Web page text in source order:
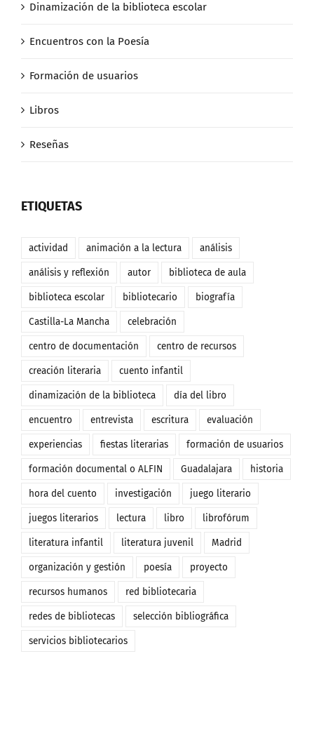
Dinamización de la biblioteca escolar
Encuentros con la Poesía
Formación de usuarios
Libros
Reseñas
ETIQUETAS
actividad animación a la lectura análisis
análisis y reflexión autor biblioteca de aula
biblioteca escolar bibliotecario biografía
Castilla-La Mancha celebración
centro de documentación centro de recursos
creación literaria cuento infantil
dinamización de la biblioteca día del libro
encuentro entrevista escritura evaluación
experiencias fiestas literarias formación de usuarios
formación documental o ALFIN Guadalajara historia
hora del cuento investigación juego literario
juegos literarios lectura libro librofórum
literatura infantil literatura juvenil Madrid
organización y gestión poesía proyecto
recursos humanos red bibliotecaria
redes de bibliotecas selección bibliográfica
servicios bibliotecarios